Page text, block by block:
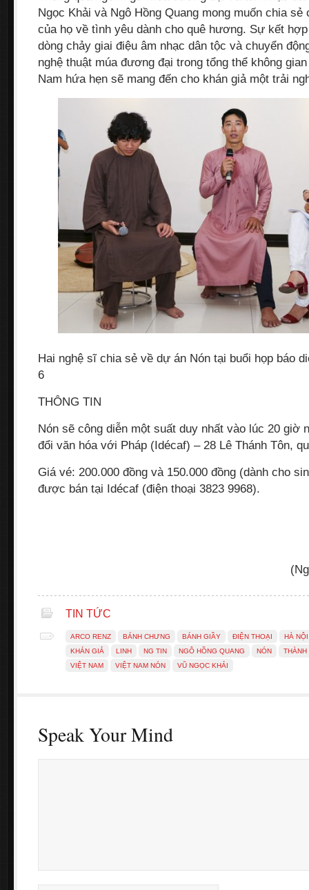
Ngọc Khải và Ngô Hồng Quang mong muốn chia
của họ về tình yêu dành cho quê hương. Sự kết
dòng chảy giai điệu âm nhạc dân tộc và chuyển
nghệ thuật múa đương đại trong tổng thể không
Nam hứa hẹn sẽ mang đến cho khán giả một trải
Hai nghệ sĩ chia sẻ về dự án Nón tại buổi họp báo
6
THÔNG TIN
Nón sẽ công diễn một suất duy nhất vào lúc 20 giờ
đổi văn hóa với Pháp (Idécaf) – 28 Lê Thánh Tôn,
Giá vé: 200.000 đồng và 150.000 đồng (dành cho
được bán tại Idécaf (điện thoại 3823 9968).
TIN TỨC
ARCO RENZ BÁNH CHƯNG BÁNH GIẦY ĐIỆN THOẠI
HÀ NỘI
KHÁN GIẢ
LINH NG TIN NGÔ HỒNG QUANG NÓN
THÀNH
VIỆT NAM
VIỆT NAM NÓN VŨ NGỌC KHẢI
Speak Your Mind